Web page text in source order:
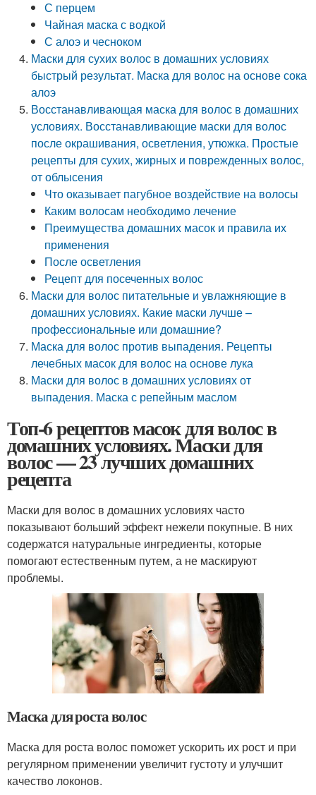
С перцем
Чайная маска с водкой
С алоэ и чесноком
Маски для сухих волос в домашних условиях
быстрый результат. Маска для волос на основе сока
алоэ
Восстанавливающая маска для волос в домашних
условиях. Восстанавливающие маски для волос
после окрашивания, осветления, утюжка. Простые
рецепты для сухих, жирных и поврежденных волос,
от облысения
Что оказывает пагубное воздействие на волосы
Каким волосам необходимо лечение
Преимущества домашних масок и правила их
применения
После осветления
Рецепт для посеченных волос
Маски для волос питательные и увлажняющие в
домашних условиях. Какие маски лучше –
профессиональные или домашние?
Маска для волос против выпадения. Рецепты
лечебных масок для волос на основе лука
Маски для волос в домашних условиях от
выпадения. Маска с репейным маслом
Топ-6 рецептов масок для волос в
домашних условиях. Маски для
волос — 23 лучших домашних
рецепта
Маски для волос в домашних условиях часто
показывают больший эффект нежели покупные. В них
содержатся натуральные ингредиенты, которые
помогают естественным путем, а не маскируют
проблемы.
Маска для роста волос
Маска для роста волос поможет ускорить их рост и при
регулярном применении увеличит густоту и улучшит
качество локонов.